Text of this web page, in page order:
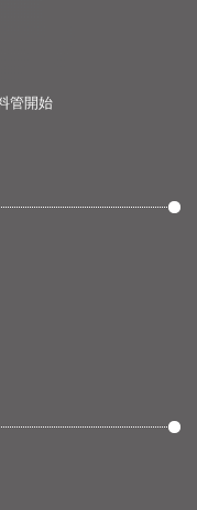
管開始